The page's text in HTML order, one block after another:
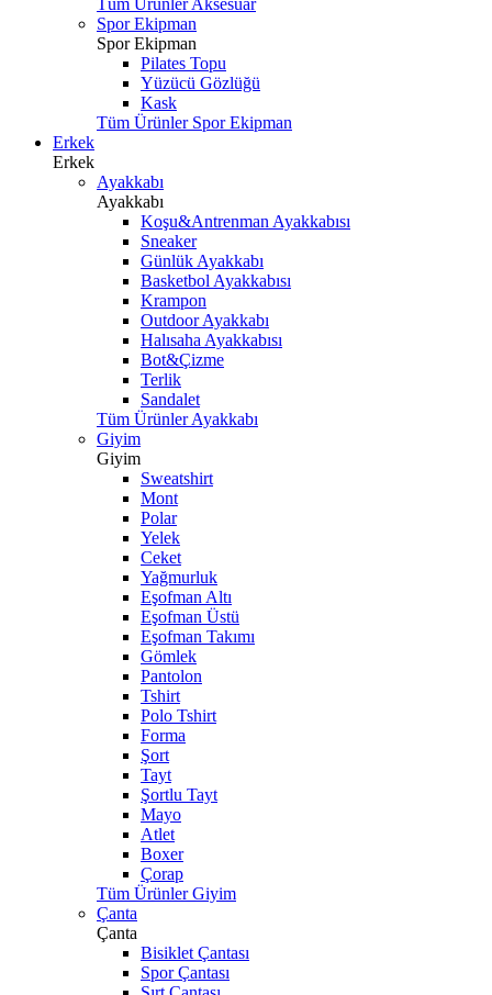
Tüm Ürünler Aksesuar
Spor Ekipman
Spor Ekipman
Pilates Topu
Yüzücü Gözlüğü
Kask
Tüm Ürünler Spor Ekipman
Erkek
Erkek
Ayakkabı
Ayakkabı
Koşu&Antrenman Ayakkabısı
Sneaker
Günlük Ayakkabı
Basketbol Ayakkabısı
Krampon
Outdoor Ayakkabı
Halısaha Ayakkabısı
Bot&Çizme
Terlik
Sandalet
Tüm Ürünler Ayakkabı
Giyim
Giyim
Sweatshirt
Mont
Polar
Yelek
Ceket
Yağmurluk
Eşofman Altı
Eşofman Üstü
Eşofman Takımı
Gömlek
Pantolon
Tshirt
Polo Tshirt
Forma
Şort
Tayt
Şortlu Tayt
Mayo
Atlet
Boxer
Çorap
Tüm Ürünler Giyim
Çanta
Çanta
Bisiklet Çantası
Spor Çantası